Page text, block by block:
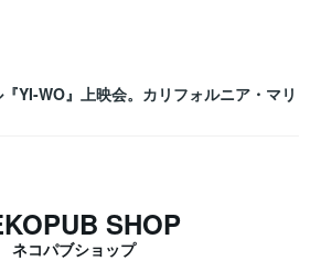
YI-WO』上映会。カリフォルニア・マリ
SHOP
ネコパブショップ